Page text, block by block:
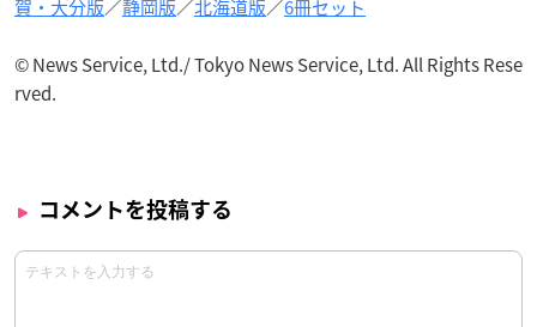
賀・大分版／静岡版／北海道版／6冊セット
© News Service, Ltd./ Tokyo News Service, Ltd. All Rights Rese
rved.
コメントを投稿する